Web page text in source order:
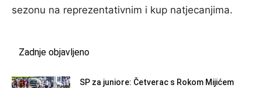
sezonu na reprezentativnim i kup natjecanjima.
Zadnje objavljeno
SP za juniore: Četverac s Rokom Mijićem